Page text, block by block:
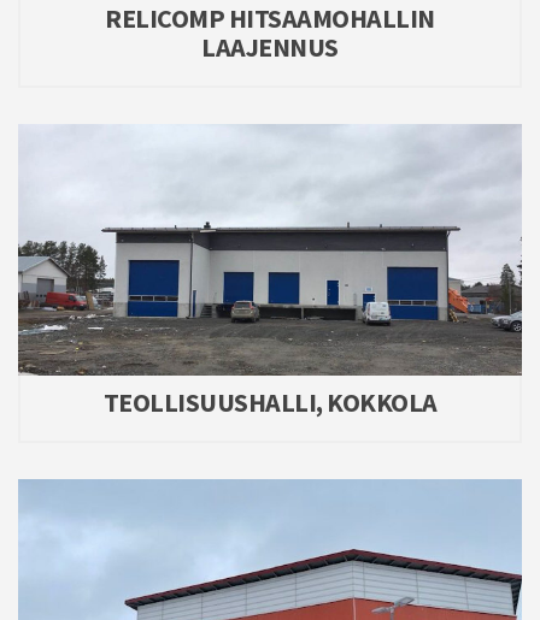
RELICOMP HITSAAMOHALLIN
LAAJENNUS
TEOLLISUUSHALLI, KOKKOLA